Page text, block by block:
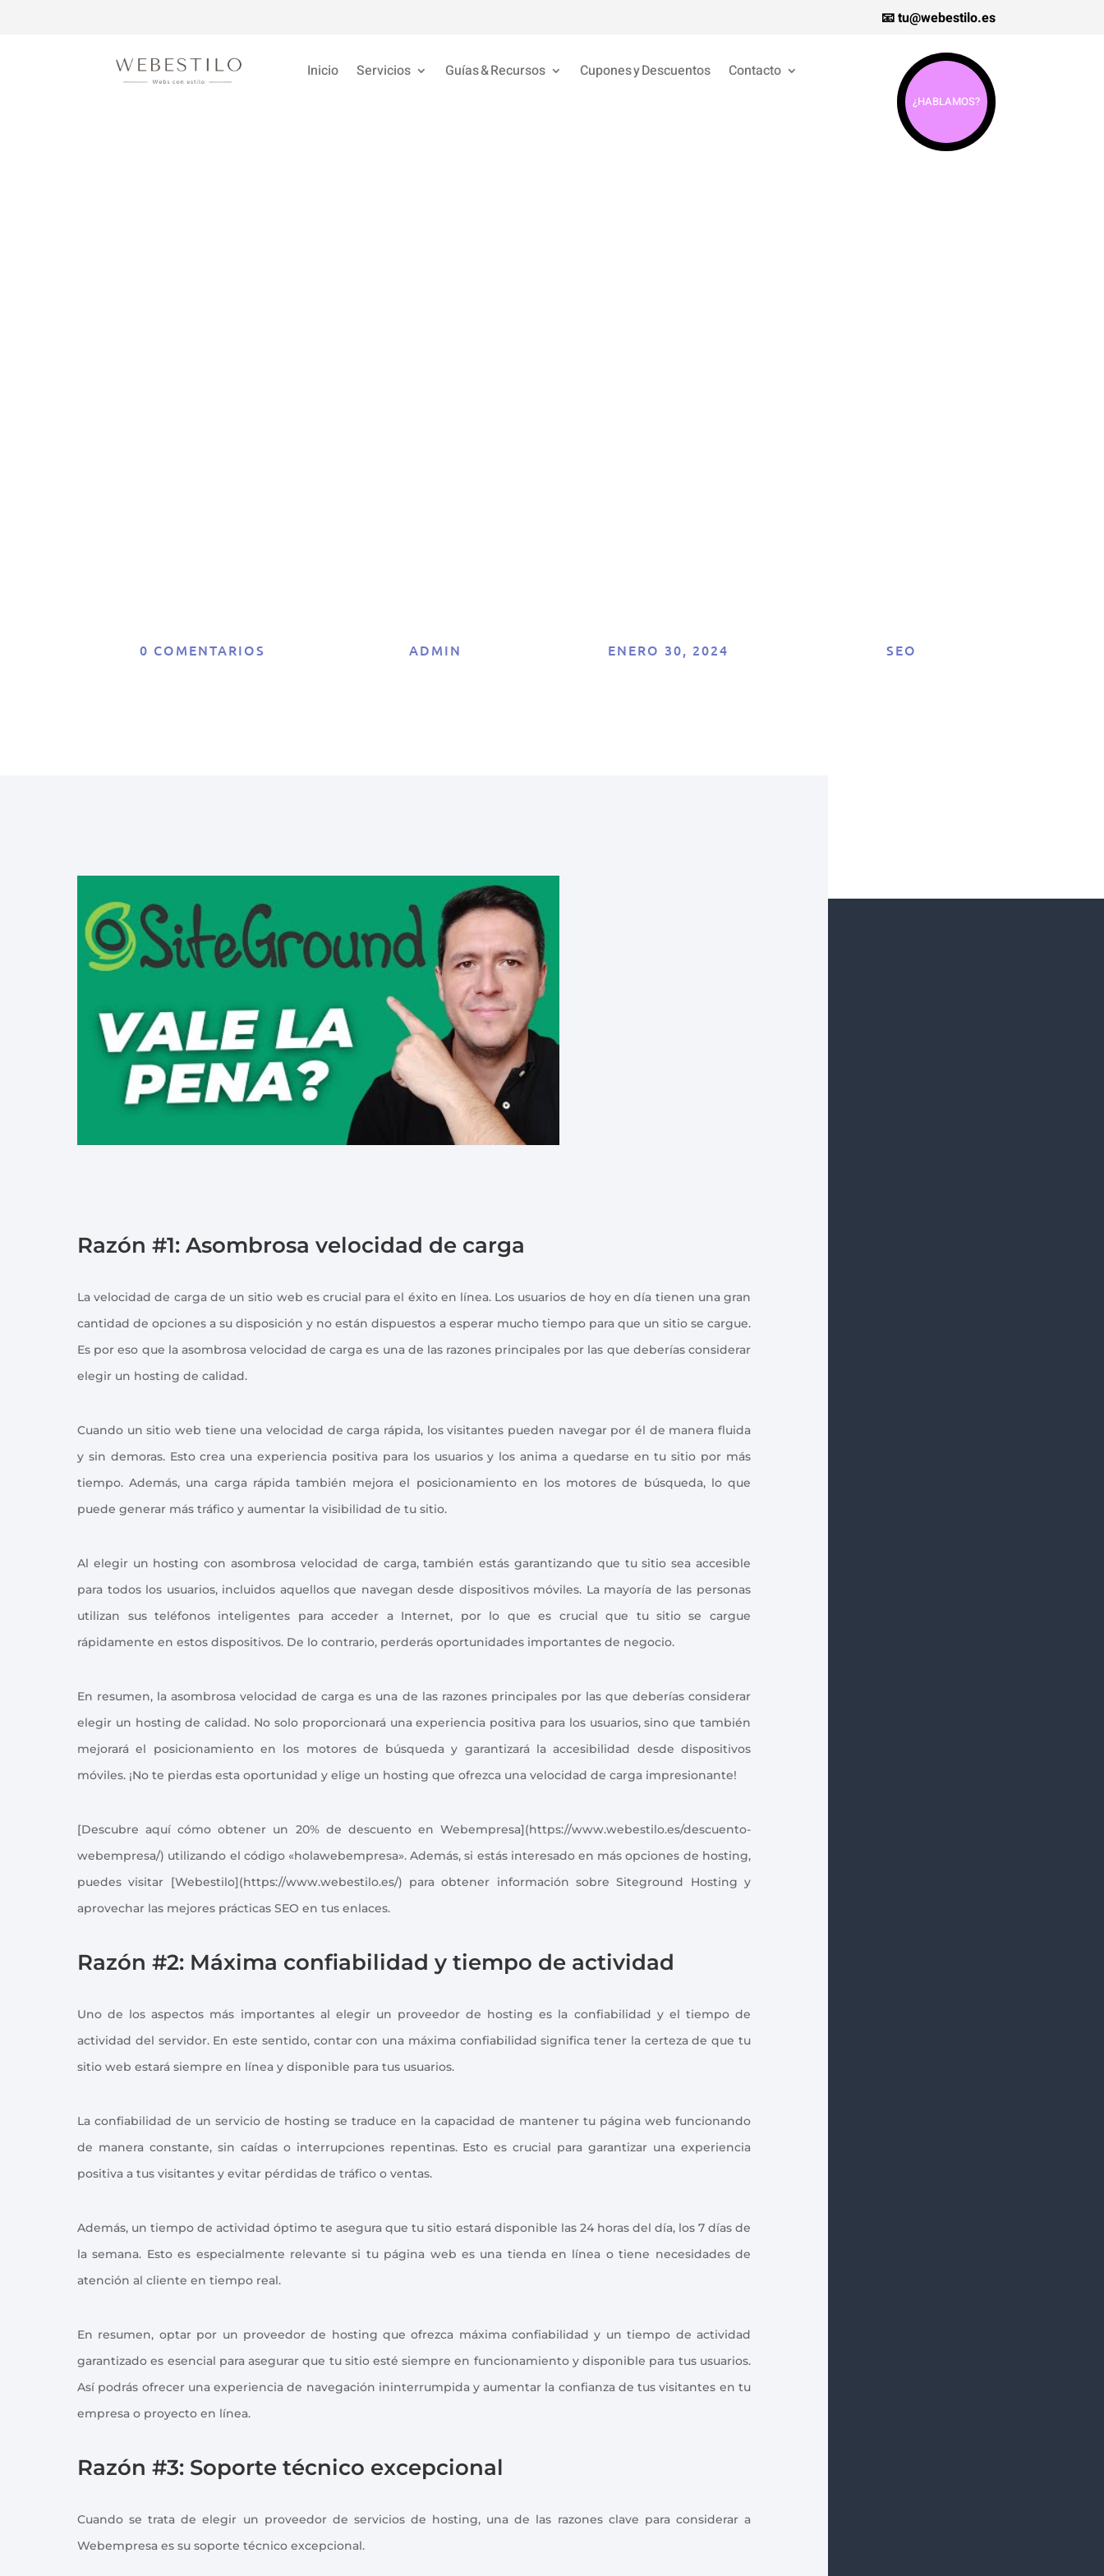
📧 tu@webestilo.es
Inicio Servicios Guías & Recursos Cupones y Descuentos Contacto
¿HABLAMOS?
0 COMENTARIOS ADMIN ENERO 30, 2024 SEO
Razón #1: Asombrosa velocidad de carga
La velocidad de carga de un sitio web es crucial para el éxito en línea. Los usuarios de hoy en día tienen una gran
cantidad de opciones a su disposición y no están dispuestos a esperar mucho tiempo para que un sitio se cargue.
Es por eso que la asombrosa velocidad de carga es una de las razones principales por las que deberías considerar
elegir un hosting de calidad.
Cuando un sitio web tiene una velocidad de carga rápida, los visitantes pueden navegar por él de manera fluida
y sin demoras. Esto crea una experiencia positiva para los usuarios y los anima a quedarse en tu sitio por más
tiempo. Además, una carga rápida también mejora el posicionamiento en los motores de búsqueda, lo que
puede generar más tráfico y aumentar la visibilidad de tu sitio.
Al elegir un hosting con asombrosa velocidad de carga, también estás garantizando que tu sitio sea accesible
para todos los usuarios, incluidos aquellos que navegan desde dispositivos móviles. La mayoría de las personas
utilizan sus teléfonos inteligentes para acceder a Internet, por lo que es crucial que tu sitio se cargue
rápidamente en estos dispositivos. De lo contrario, perderás oportunidades importantes de negocio.
En resumen, la asombrosa velocidad de carga es una de las razones principales por las que deberías considerar
elegir un hosting de calidad. No solo proporcionará una experiencia positiva para los usuarios, sino que también
mejorará el posicionamiento en los motores de búsqueda y garantizará la accesibilidad desde dispositivos
móviles. ¡No te pierdas esta oportunidad y elige un hosting que ofrezca una velocidad de carga impresionante!
[Descubre aquí cómo obtener un 20% de descuento en Webempresa](https://www.webestilo.es/descuento-
webempresa/) utilizando el código «holawebempresa». Además, si estás interesado en más opciones de hosting,
puedes visitar [Webestilo](https://www.webestilo.es/) para obtener información sobre Siteground Hosting y
aprovechar las mejores prácticas SEO en tus enlaces.
Razón #2: Máxima confiabilidad y tiempo de actividad
Uno de los aspectos más importantes al elegir un proveedor de hosting es la confiabilidad y el tiempo de
actividad del servidor. En este sentido, contar con una máxima confiabilidad significa tener la certeza de que tu
sitio web estará siempre en línea y disponible para tus usuarios.
La confiabilidad de un servicio de hosting se traduce en la capacidad de mantener tu página web funcionando
de manera constante, sin caídas o interrupciones repentinas. Esto es crucial para garantizar una experiencia
positiva a tus visitantes y evitar pérdidas de tráfico o ventas.
Además, un tiempo de actividad óptimo te asegura que tu sitio estará disponible las 24 horas del día, los 7 días de
la semana. Esto es especialmente relevante si tu página web es una tienda en línea o tiene necesidades de
atención al cliente en tiempo real.
En resumen, optar por un proveedor de hosting que ofrezca máxima confiabilidad y un tiempo de actividad
garantizado es esencial para asegurar que tu sitio esté siempre en funcionamiento y disponible para tus usuarios.
Así podrás ofrecer una experiencia de navegación ininterrumpida y aumentar la confianza de tus visitantes en tu
empresa o proyecto en línea.
Razón #3: Soporte técnico excepcional
Cuando se trata de elegir un proveedor de servicios de hosting, una de las razones clave para considerar a
Webempresa es su soporte técnico excepcional.